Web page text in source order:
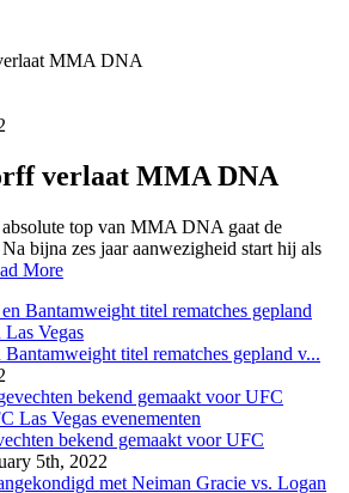
verlaat MMA DNA
top van MMA DNA gaat de
bijna zes jaar aanwezigheid start hij als
More
titel rematches gepland v...
bekend gemaakt voor UFC
5th, 2022